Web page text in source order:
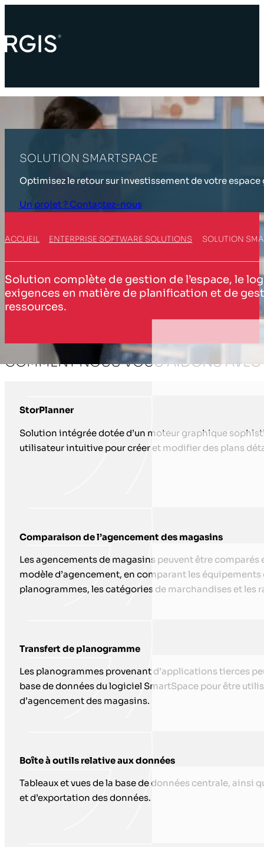
SOLUTION SMARTSPACE
Optimisez le retour sur investissement de votre espace
Un projet ? Contactez-nous
ACCUEIL ENTERPRISE SOFTWARE SOLUTIONS SOLUTION
Solution complète de gestion de l’espace, le
exigences en matière de planification et de
ressources.
COMMENT NOUS VOUS AIDONS
StorPlanner
Solution intégrée dotée d’un moteur graphique
utilisateur intuitive pour créer et modifier des plans
Comparaison de l’agencement des magasins
Les agencements de magasins peuvent être comparés
modèle d’agencement, en comparant les équipements
planogrammes, les catégories de marchandises et les
Transfert de planogramme
Les planogrammes provenant d’applications tierces
base de données du logiciel SmartSpace pour être
d’agencement des magasins.
Boîte à outils relative aux données
Tableaux et vues de la base de données centrale, ainsi
et d’exportation des données.